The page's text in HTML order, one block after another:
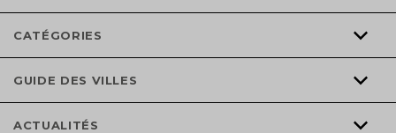
CATÉGORIES
GUIDE DES VILLES
ACTUALITÉS